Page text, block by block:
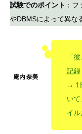
試験でのポイント ：
やDBMSによって異な
「
記録
→ 1
い
イル